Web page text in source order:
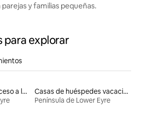
y familias pequeñas.
para explorar
Alojamientos con acceso a la playa
Casas de huéspedes vacacionales
Península de Lower Eyre